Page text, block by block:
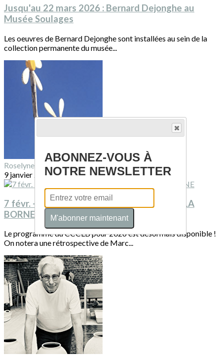
Jusqu'au 22 mars 2026 : Bernard Dejonghe au
Musée Soulages
Les oeuvres de Bernard Dejonghe sont installées au sein de la
collection permanente du musée...
Roselyne SUQUET
9 janvier 2026
7 févr. - 31 déc. 2026 : programme du CCC LA
BORNE
Le programme du CCCLB pour 2026 est désormais disponible !
On notera une rétrospective de Marc...
ABONNEZ-VOUS À
NOTRE NEWSLETTER
M'abonner maintenant